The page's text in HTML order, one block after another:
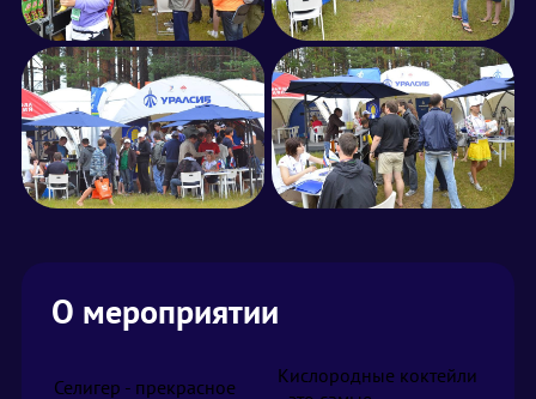
О мероприятии
Селигер - прекрасное
Кислородные коктейли